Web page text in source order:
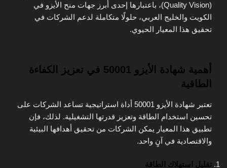
(Quality Vision)، باعتبارها إحدى أبرز جهات منح الأيزو في
الكويت والخليج العربي، حلولًا متكاملة لدعم الشركات في
تحقيق هذا المعيار الحيوي.
أهمية شهادة الأيزو 50001 في تعزيز الكفاءة
الطاقية
تعتبر شهادة الأيزو 50001 أداة استراتيجية تساعد الشركات على
تحسين استخدام الطاقة وتعزيز قدرتها التشغيلية. لذلك، فإن
تطبيق هذا المعيار يمكن الشركات من تحقيق أهدافها البيئية
والاقتصادية في آنٍ واحد.
تقليل استهلاك الطاقة